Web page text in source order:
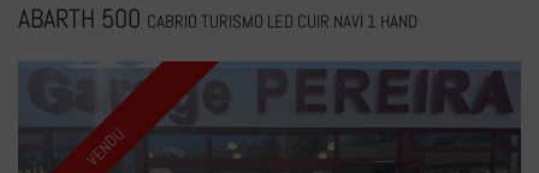
ABARTH 500 CABRIO TURISMO LED CUIR NAVI 1 HAND
VENDU